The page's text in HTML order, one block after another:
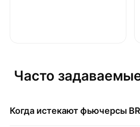
Часто
Когда истекают фьючерсы